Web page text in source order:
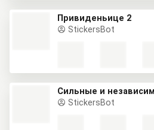
Привиденьице 2
StickersBot
Сильные и
StickersBot